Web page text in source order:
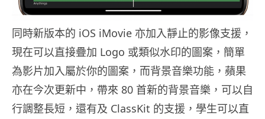
同時新版本的 iOS iMovie 亦加入靜止的影像支援，
現在可以直接疊加 Logo 或類似水印的圖案，簡單
為影片加入屬於你的圖案，而背景音樂功能，蘋果
亦在今次更新中，帶來 80 首新的背景音樂，可以自
行調整長短，還有及 ClassKit 的支援，學生可以直